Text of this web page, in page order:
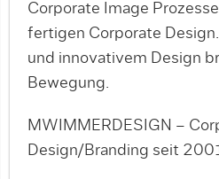
Corporate Image
fertigen Corporate
und innovativem Design
Bewegung.
MWIMMERDESIGN –
Design/Branding seit